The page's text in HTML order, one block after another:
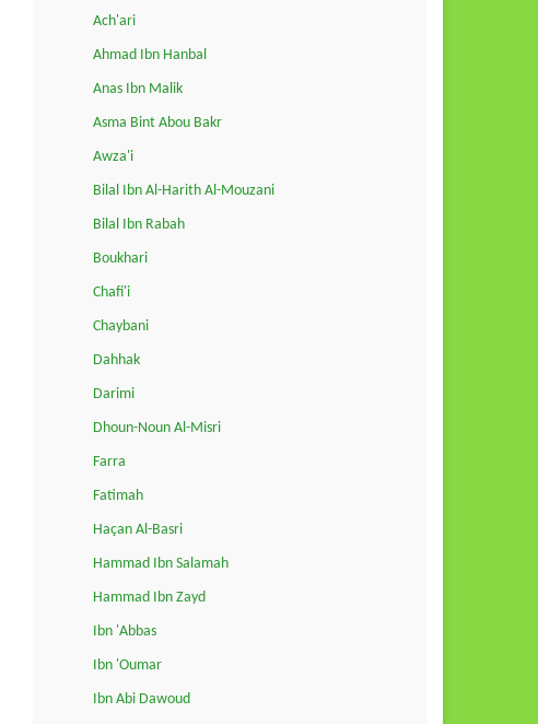
Ach'ari
Ahmad Ibn Hanbal
Anas Ibn Malik
Asma Bint Abou Bakr
Awza'i
Bilal Ibn Al-Harith Al-Mouzani
Bilal Ibn Rabah
Boukhari
Chafi'i
Chaybani
Dahhak
Darimi
Dhoun-Noun Al-Misri
Farra
Fatimah
Haçan Al-Basri
Hammad Ibn Salamah
Hammad Ibn Zayd
Ibn 'Abbas
Ibn 'Oumar
Ibn Abi Dawoud